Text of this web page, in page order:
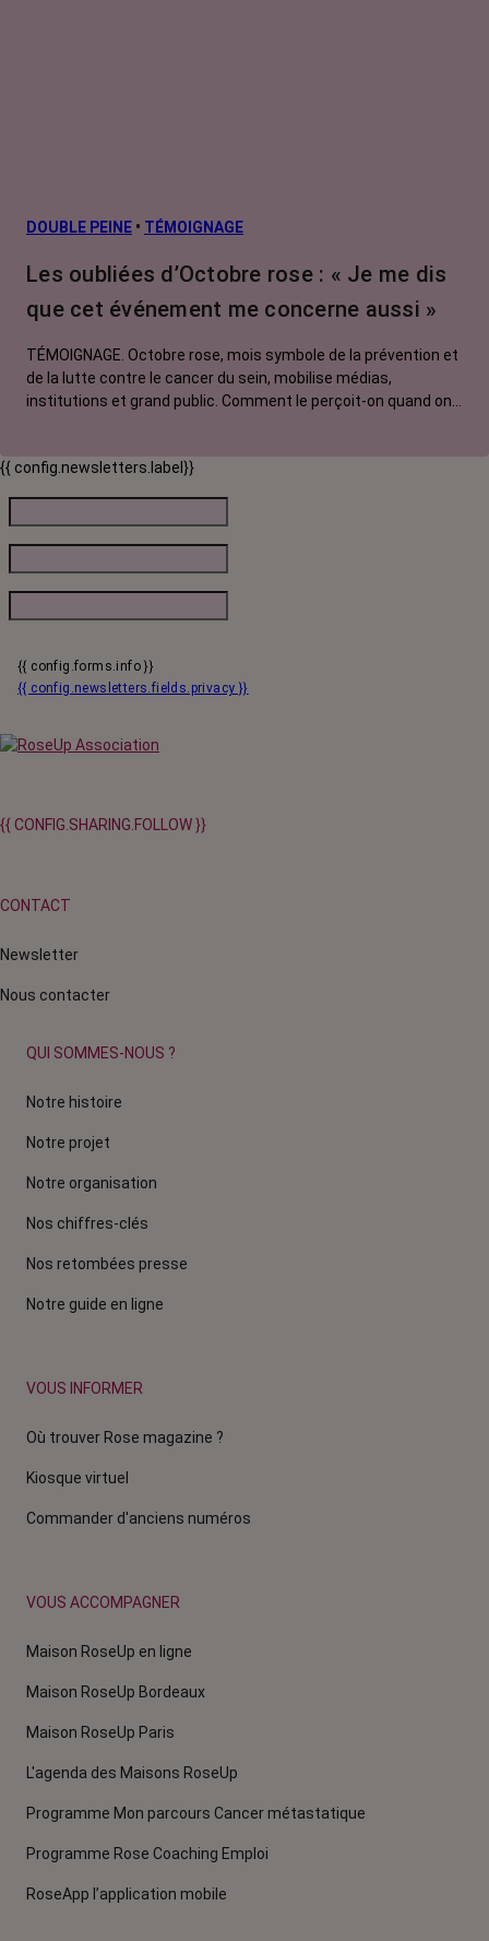
DOUBLE PEINE • TÉMOIGNAGE
Les oubliées d’Octobre rose : « Je me dis
que cet événement me concerne aussi »
TÉMOIGNAGE. Octobre rose, mois symbole de la prévention et
de la lutte contre le cancer du sein, mobilise médias,
institutions et grand public. Comment le perçoit-on quand on
l'opération qui bénéficie selon à elle à toutes les personnes
malades.
{{ config.newsletters.label}}
{{ config.forms.info }}
{{ config.newsletters.fields.privacy }}
{{ CONFIG.SHARING.FOLLOW }}
CONTACT
Newsletter
Nous contacter
QUI SOMMES-NOUS ?
Notre histoire
Notre projet
Notre organisation
Nos chiffres-clés
Nos retombées presse
Notre guide en ligne
VOUS INFORMER
Où trouver Rose magazine ?
Kiosque virtuel
Commander d'anciens numéros
VOUS ACCOMPAGNER
Maison RoseUp en ligne
Maison RoseUp Bordeaux
Maison RoseUp Paris
L'agenda des Maisons RoseUp
Programme Mon parcours Cancer métastatique
Programme Rose Coaching Emploi
RoseApp l’application mobile